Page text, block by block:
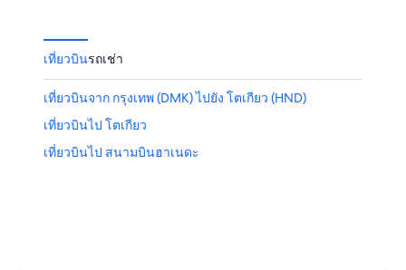
เที่ยวบินรถเช่า
เที่ยวบินจาก กรุงเทพ (DMK) ไปยัง โตเกียว (HND)
เที่ยวบินไป โตเกียว
เที่ยวบินไป สนามบินฮาเนดะ